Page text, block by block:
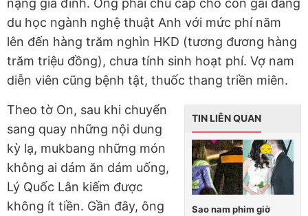
du học ngành nghệ thuật Anh với mức phí năm
lên đến hàng trăm nghìn HKD (tương đương hàng
trăm triệu đồng), chưa tính sinh hoạt phí. Vợ nam
diễn viên cũng bệnh tật, thuốc thang triền miên.
TIN LIÊN QUAN
Sao nam phim giờ
Theo tờ On, sau khi chuyển
sang quay những nội dung
kỳ lạ, mukbang những món
không ai dám ăn dám uống,
Lý Quốc Lân kiếm được
không ít tiền. Gần đây, ông